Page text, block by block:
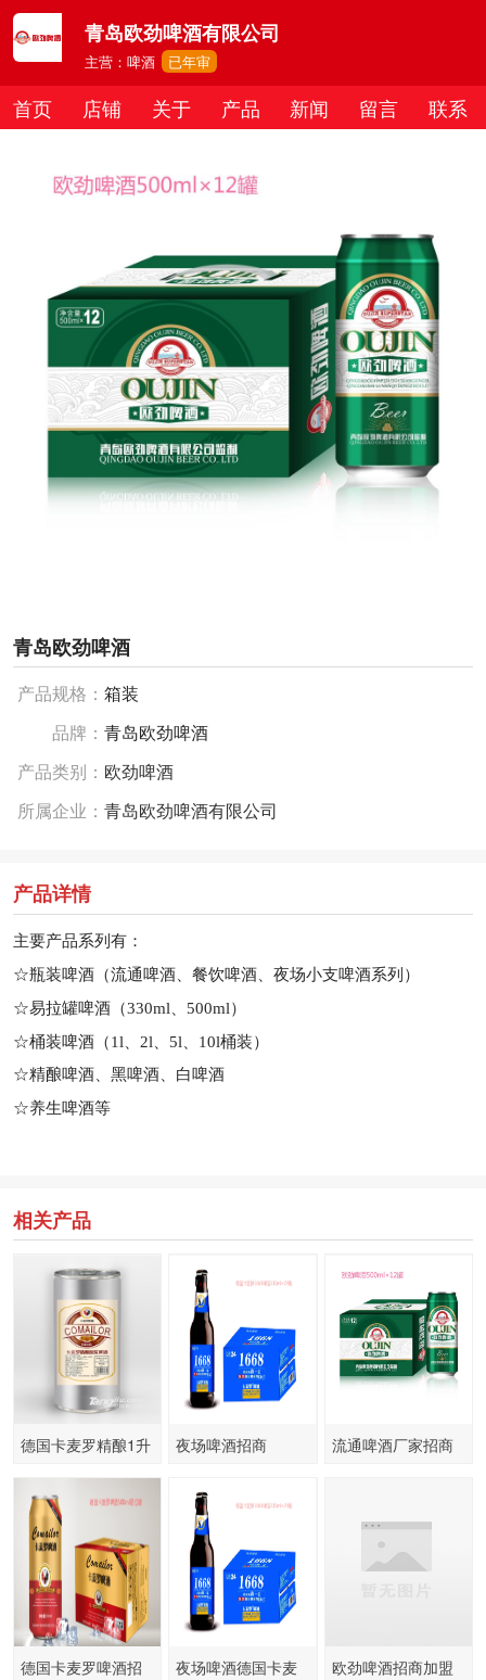
青岛欧劲啤酒有限公司
主营：啤酒 已年审
首页 店铺 关于 产品 新闻 留言 联系
青岛欧劲啤酒
产品规格： 箱装
品牌： 青岛欧劲啤酒
产品类别： 欧劲啤酒
所属企业： 青岛欧劲啤酒有限公司
产品详情
主要产品系列有：
☆瓶装啤酒（流通啤酒、餐饮啤酒、夜场小支啤酒系列）
☆易拉罐啤酒（330ml、500ml）
☆桶装啤酒（1l、2l、5l、10l桶装）
☆精酿啤酒、黑啤酒、白啤酒
☆养生啤酒等
相关产品
德国卡麦罗精酿1升 夜场啤酒招商 流通啤酒厂家招商
德国卡麦罗啤酒招
夜场啤酒德国卡麦
欧劲啤酒招商加盟